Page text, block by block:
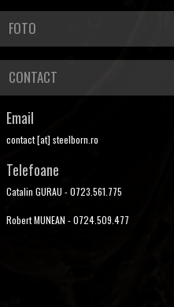
FOTO
CONTACT
Email
contact [at] steelborn.ro
Telefoane
Catalin GURAU - 0723.561.775
Robert MUNEAN - 0724.509.477